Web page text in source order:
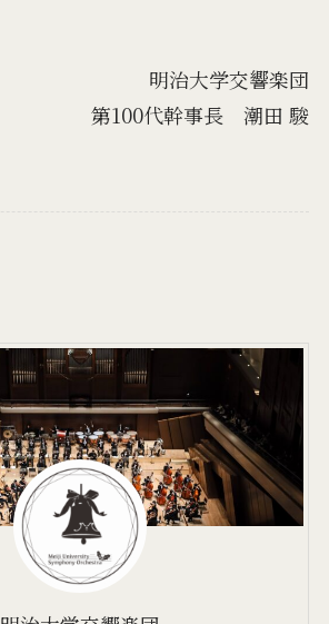
明治大学交響楽団
第100代幹事長 潮田 駿